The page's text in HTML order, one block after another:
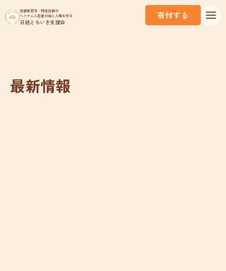
技能実習生・特定技能の
ベトナム人若者の命と人権を守る
日越ともいき支援会
寄付する
最新情報